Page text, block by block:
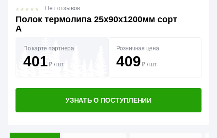
Полок термолипа 25х90х1200мм сорт
А
Нет отзывов
По карте партнера
401 ₽ / шт
Розничная цена
409 ₽ / шт
УЗНАТЬ О ПОСТУПЛЕНИИ